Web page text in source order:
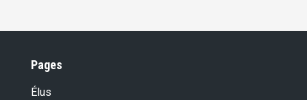
Pages
Élus